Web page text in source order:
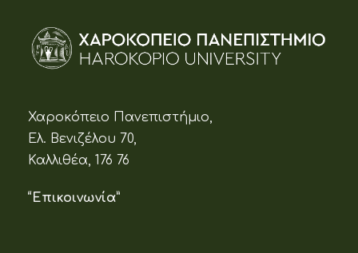
Χαροκόπειο Πανεπιστήμιο,
Ελ. Βενιζέλου 70,
Καλλιθέα, 176 76
“Επικοινωνία”